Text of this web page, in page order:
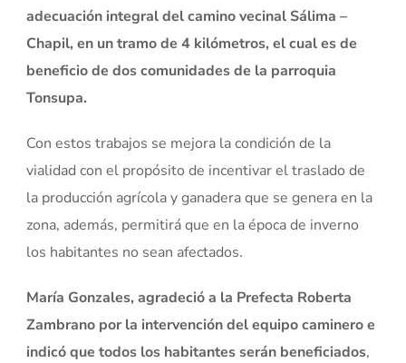
adecuación integral del camino vecinal Sálima –
Chapil, en un tramo de 4 kilómetros, el cual es de
beneficio de dos comunidades de la parroquia
Tonsupa.
Con estos trabajos se mejora la condición de la
vialidad con el propósito de incentivar el traslado de
la producción agrícola y ganadera que se genera en la
zona, además, permitirá que en la época de inverno
los habitantes no sean afectados.
María Gonzales, agradeció a la Prefecta Roberta
Zambrano por la intervención del equipo caminero e
indicó que todos los habitantes serán beneficiados,